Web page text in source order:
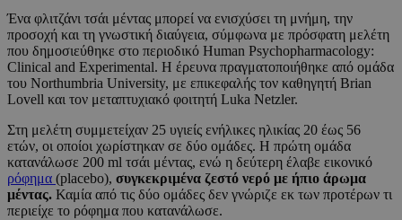
Ένα φλιτζάνι τσάι μέντας μπορεί να ενισχύσει τη μνήμη, την
προσοχή και τη γνωστική διαύγεια, σύμφωνα με πρόσφατη μελέτη
που δημοσιεύθηκε στο περιοδικό Human Psychopharmacology:
Clinical and Experimental. Η έρευνα πραγματοποιήθηκε από ομάδα
του Northumbria University, με επικεφαλής τον καθηγητή Brian
Lovell και τον μεταπτυχιακό φοιτητή Luka Netzler.
Στη μελέτη συμμετείχαν 25 υγιείς ενήλικες ηλικίας 20 έως 56
ετών, οι οποίοι χωρίστηκαν σε δύο ομάδες. Η πρώτη ομάδα
κατανάλωσε 200 ml τσάι μέντας, ενώ η δεύτερη έλαβε εικονικό
ρόφημα (placebo), συγκεκριμένα ζεστό νερό με ήπιο άρωμα
μέντας. Καμία από τις δύο ομάδες δεν γνώριζε εκ των προτέρων τι
περιείχε το ρόφημα που κατανάλωσε.